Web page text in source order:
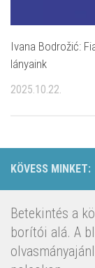
Ivana Bodrožić:
lányaink
2025.10.22.
KÖVESS MINKET:
Betekintés a
borítói alá. A